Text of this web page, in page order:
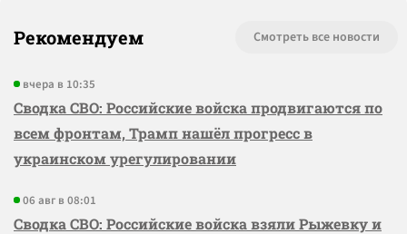
Рекомендуем Смотреть все новости
вчера в 10:35
Сводка СВО: Российские войска продвигаются по
всем фронтам, Трамп нашёл прогресс в
украинском урегулировании
06 авг в 08:01
Сводка СВО: Российские войска взяли Рыжевку и